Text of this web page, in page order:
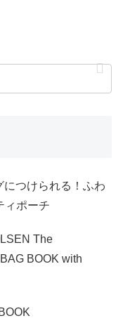
につけられる！ふわ
ィポーチ
The
BOOK with